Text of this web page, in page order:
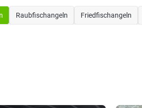
Raubfischangeln Friedfischangeln